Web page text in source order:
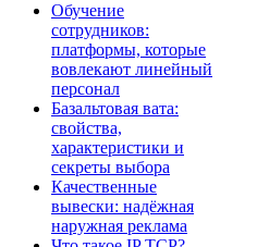
Обучение
сотрудников:
платформы, которые
вовлекают линейный
персонал
Базальтовая вата:
свойства,
характеристики и
секреты выбора
Качественные
вывески: надёжная
наружная реклама